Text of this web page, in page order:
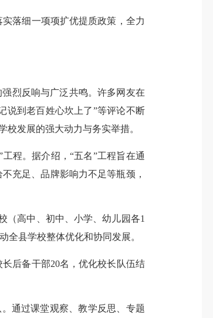
落细一项项扩优提质政策，全力
烈反响与广泛共鸣。许多网友在
说到老百姓心坎上了”等评论不断
发展的强大动力与务实举措。
程。据介绍，“五名”工程旨在通
充足、品牌影响力不足等瓶颈，
高中、初中、小学、幼儿园各1
全县学校整体优化和协同发展。
后备干部20名，优化校长队伍结
通过课堂观察、教学反思、专题